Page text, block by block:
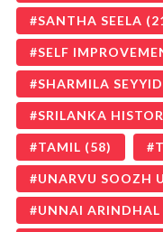
SANTHA SEELA
SELF
SHARMILA SEYYID
SRILANKA
TAMIL (58)
UNARVU SOOZH
UNNAI ARINDHAL